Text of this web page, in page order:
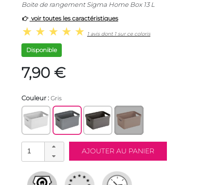
Boite de rangement Sigma Home Box 13 L
voir toutes les caractéristiques
1 avis dont 1 sur ce coloris
Disponible
7,90 €
Couleur : Gris